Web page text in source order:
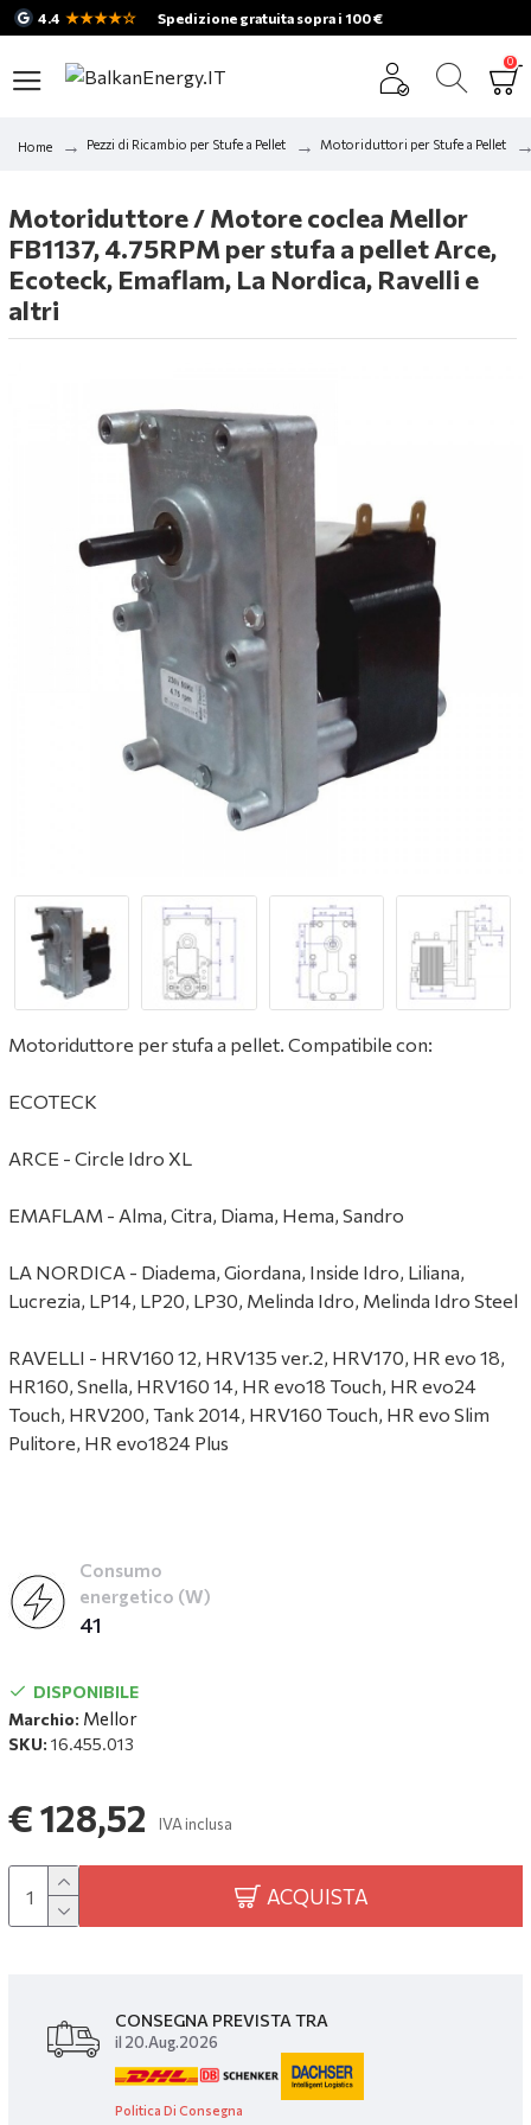
4.4 ★★★★☆ Spedizione gratuita sopra i 100 €
0
Home Pezzi di Ricambio per Stufe a Pellet Motoriduttori per Stufe a Pellet
Motoriduttore / Motore coclea Mellor
FB1137, 4.75RPM per stufa a pellet Arce,
Ecoteck, Emaflam, La Nordica, Ravelli e
altri
Motoriduttore per stufa a pellet. Compatibile con:
ECOTECK
ARCE - Circle Idro XL
EMAFLAM - Alma, Citra, Diama, Hema, Sandro
LA NORDICA - Diadema, Giordana, Inside Idro, Liliana,
Lucrezia, LP14, LP20, LP30, Melinda Idro, Melinda Idro Steel
RAVELLI - HRV160 12, HRV135 ver.2, HRV170, HR evo 18,
HR160, Snella, HRV160 14, HR evo18 Touch, HR evo24
Touch, HRV200, Tank 2014, HRV160 Touch, HR evo Slim
Pulitore, HR evo1824 Plus
Consumo
energetico (W)
41
DISPONIBILE
Marchio: Mellor
SKU: 16.455.013
€ 128,52 IVA inclusa
ACQUISTA
CONSEGNA PREVISTA TRA
il 20.Aug.2026
Politica Di Consegna